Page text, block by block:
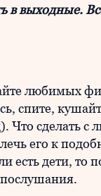
в выходные.
любимых
спите,
Что сделать
его к
есть дети, то